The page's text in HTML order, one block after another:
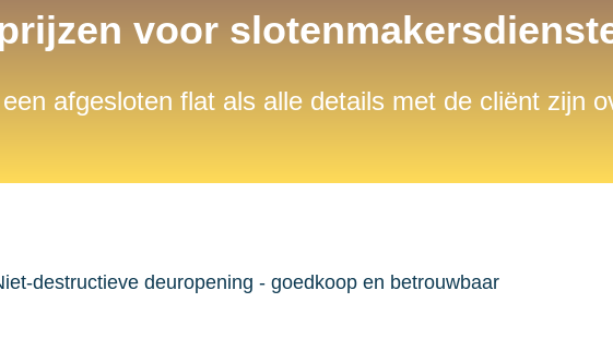
voor
afgesloten flat als alle details met de cliënt zijn
destructieve deuropening - goedkoop en betrouwbaar